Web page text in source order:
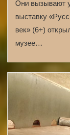
Они вызывают
выставку
век» (6+)
музее…